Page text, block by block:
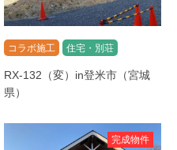
コラボ施工 住宅・別荘
RX-132（変）in登米市（宮城
県）
完成物件